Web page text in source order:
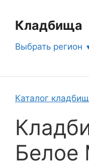
содержимому
Кладбища
Выбрать регион
Каталог кладбищ
Белое